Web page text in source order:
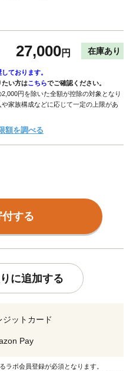
27,000円 在庫あり
ております。
たい方はこちらでご確認ください。
円を除いた全額が控除の対象となり
家族構成などに応じて一定の上限があ
額を調べる
付する
に追加する
ジットカード
Pay
ラボ会員登録が必須となります。